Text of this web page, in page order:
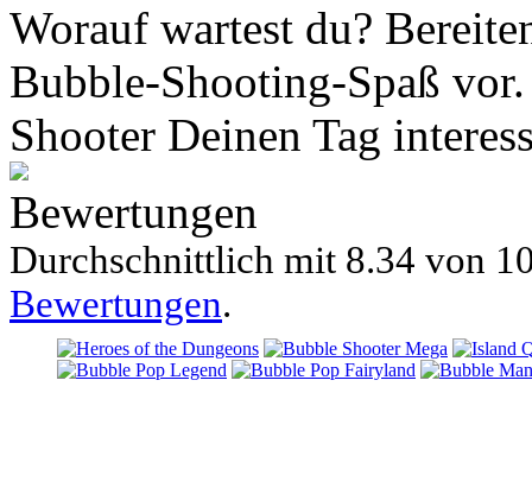
Worauf wartest du?
Bubble-Shooting-Spaß
Shooter Deinen Tag
Bewertungen
Durchschnittlich mit 8.34 von
Bewertungen.